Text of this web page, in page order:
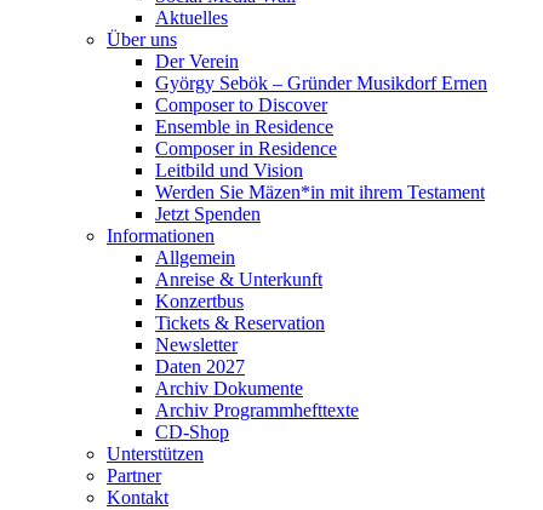
Aktuelles
Über uns
Der Verein
György Sebök – Gründer Musikdorf Ernen
Composer to Discover
Ensemble in Residence
Composer in Residence
Leitbild und Vision
Werden Sie Mäzen*in mit ihrem Testament
Jetzt Spenden
Informationen
Allgemein
Anreise & Unterkunft
Konzertbus
Tickets & Reservation
Newsletter
Daten 2027
Archiv Dokumente
Archiv Programmhefttexte
CD-Shop
Unterstützen
Partner
Kontakt